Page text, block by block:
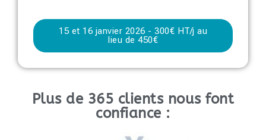
15 et 16 janvier 2026 - 300€ HT/j au
lieu de 450€
Plus de 365 clients nous font
confiance :